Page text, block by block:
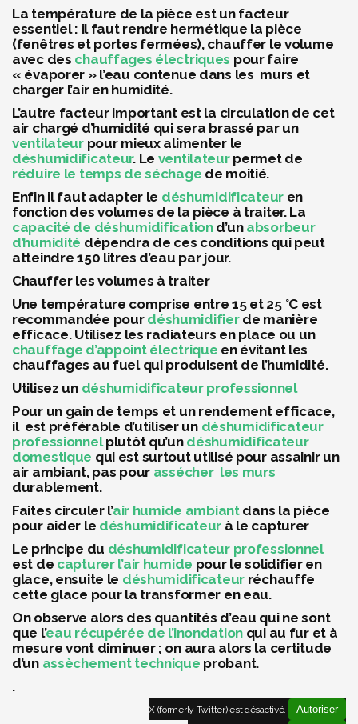
La température de la pièce est un facteur
essentiel : il faut rendre hermétique la pièce
(fenêtres et portes fermées), chauffer le volume
avec des chauffages électriques pour faire
« évaporer » l’eau contenue dans les murs et
charger l’air en humidité.
L’autre facteur important est la circulation de cet
air chargé d’humidité qui sera brassé par un
ventilateurpour mieux alimenter le
déshumidificateur. Le ventilateurpermet de
réduire le temps de séchage de moitié.
Enfin il faut adapter le déshumidificateur en
fonction des volumes de la pièce à traiter. La
capacité de déshumidificationd’un absorbeur
d’humidité dépendra de ces conditions qui peut
atteindre 150 litres d’eau par jour.
Chauffer les volumes à traiter
Une température comprise entre 15 et 25 °C est
recommandée pour déshumidifierde manière
efficace. Utilisez les radiateurs en place ou un
chauffage d’appoint électrique en évitant les
chauffages au fuel qui produisent de l’humidité.
Utilisez un déshumidificateur professionnel
Pour un gain de temps et un rendement efficace,
il est préférable d’utiliser un déshumidificateur
professionnelplutôt qu’un déshumidificateur
domestique qui est surtout utilisé pour assainir un
air ambiant, pas pour assécher les murs
durablement.
Faites circuler l’air humide ambiantdans la pièce
pour aider le déshumidificateur à le capturer
Le principe du déshumidificateur professionnel
est de capturer l’air humide pour le solidifier en
glace, ensuite le déshumidificateur réchauffe
cette glace pour la transformer en eau.
On observe alors des quantités d’eau qui ne sont
que l’eau récupérée de l’inondation qui au fur et à
mesure vont diminuer ; on aura alors la certitude
d’un assèchement technique probant.
.
X (formerly Twitter) est désactivé. Autoriser